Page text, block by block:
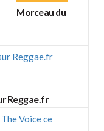
Morceau du
Reggae.fr